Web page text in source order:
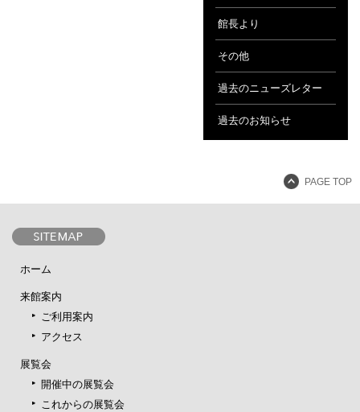
館長より
その他
過去のニューズレター
過去のお知らせ
PAGE TOP
ホーム
来館案内
ご利用案内
アクセス
展覧会
開催中の展覧会
これからの展覧会